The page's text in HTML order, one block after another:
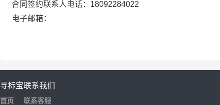
合同签约联系人电话：18092284022
电子邮箱：
寻标宝
首页
联系我们
联系客服